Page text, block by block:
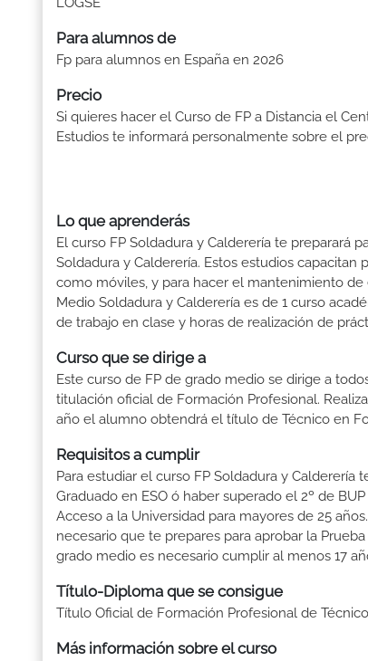
Para alumnos de
Fp para alumnos en España en 2026
Precio
Si quieres hacer el Curso de FP a Distancia el
Estudios te informará personalmente sobre el
Lo que aprenderás
El curso FP Soldadura y Calderería te preparará
Soldadura y Calderería. Estos estudios
como móviles, y para hacer el mantenimiento
Medio Soldadura y Calderería es de 1 curso
de trabajo en clase y horas de realización de
Curso que se dirige a
Este curso de FP de grado medio se dirige a
titulación oficial de Formación Profesional.
año el alumno obtendrá el título de Técnico en
Requisitos a cumplir
Para estudiar el curso FP Soldadura y
Graduado en ESO ó haber superado el 2º de
Acceso a la Universidad para mayores de 25
necesario que te prepares para aprobar la
grado medio es necesario cumplir al menos 17
Título-Diploma que se consigue
Título Oficial de Formación Profesional de
Más información sobre el curso